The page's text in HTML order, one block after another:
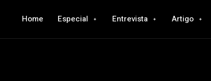
Home Especial Entrevista Artigo